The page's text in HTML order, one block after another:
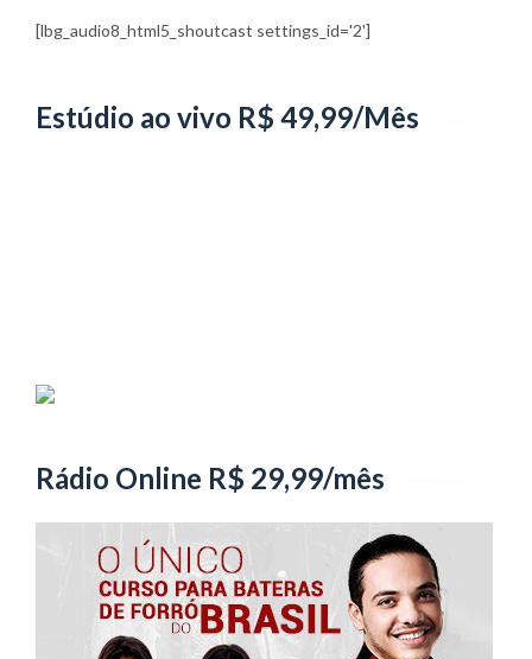
[lbg_audio8_html5_shoutcast settings_id='2']
Estúdio ao vivo R$ 49,99/Mês
Rádio Online R$ 29,99/mês